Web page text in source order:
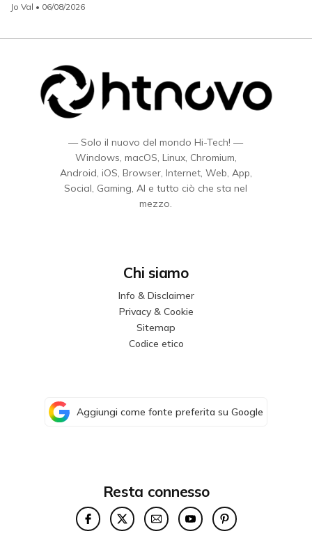
Jo Val • 06/08/2026
— Solo il nuovo del mondo Hi-Tech! —
Windows, macOS, Linux, Chromium,
Android, iOS, Browser, Internet, Web, App,
Social, Gaming, AI e tutto ciò che sta nel
mezzo.
Chi siamo
Info & Disclaimer
Privacy & Cookie
Sitemap
Codice etico
Aggiungi come fonte preferita su Google
Resta connesso